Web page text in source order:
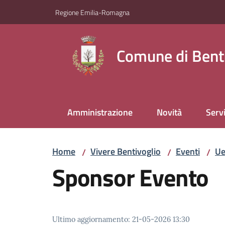
Regione Emilia-Romagna
Comune di
Amministrazione Novità
Home / Vivere Bentivoglio / Eventi /
Sponsor Evento
Ultimo aggiornamento: 21-05-2026 13:30